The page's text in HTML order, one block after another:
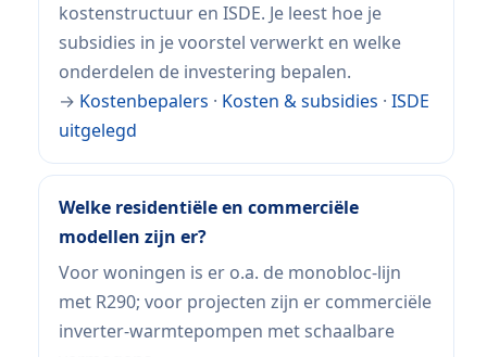
kostenstructuur en ISDE. Je leest hoe je
subsidies in je voorstel verwerkt en welke
onderdelen de investering bepalen.
→ Kostenbepalers · Kosten & subsidies · ISDE
uitgelegd
Welke residentiële en commerciële
modellen zijn er?
Voor woningen is er o.a. de monobloc-lijn
met R290; voor projecten zijn er commerciële
inverter-warmtepompen met schaalbare